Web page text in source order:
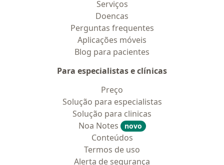
Serviços
Doencas
Perguntas frequentes
Aplicações móveis
Blog para pacientes
Para especialistas e clínicas
Preço
Solução para especialistas
Solução para clinicas
Noa Notes
novo
Conteúdos
Termos de uso
Alerta de segurança